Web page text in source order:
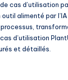
cas d’utilisation
alimenté par l’IA
d’utilisation
et détaillés.